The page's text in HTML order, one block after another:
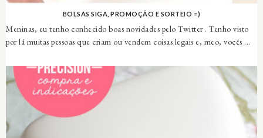
BOLSAS SIGA, PROMOÇÃO E SORTEIO =)
Meninas, eu tenho conhecido boas novidades pelo Twitter . Tenho visto
por lá muitas pessoas que criam ou vendem coisas legais e, meo, vocês ...